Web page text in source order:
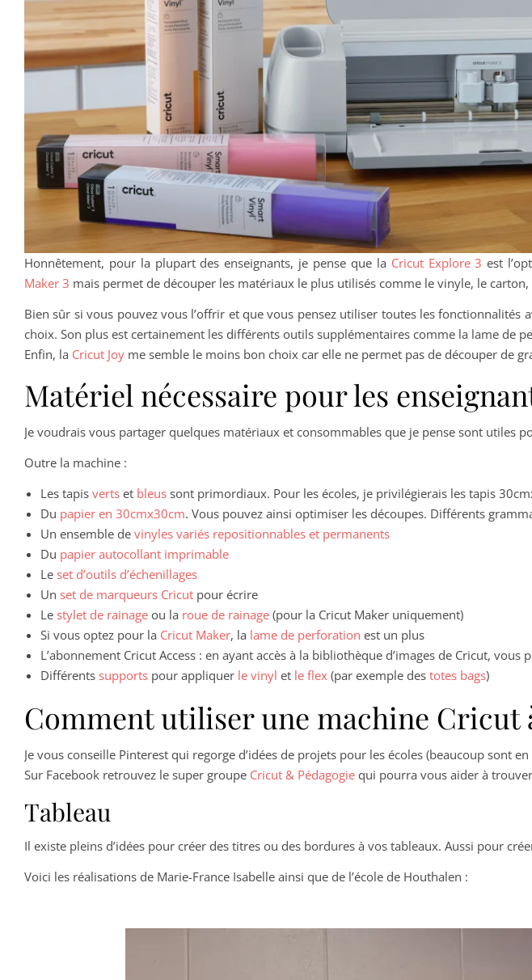
Honnêtement, pour la plupart des enseignants, je pense que la Cricut Explore 3 est
Maker 3 mais permet de découper les matériaux le plus utilisés comme le vinyle, le carton,
Bien sûr si vous pouvez vous l’offrir et que vous pensez utiliser toutes les fonctionnalités
choix. Son plus est certainement les différents outils supplémentaires comme la lame de
Enfin, la Cricut Joy me semble le moins bon choix car elle ne permet pas de découper de
Matériel nécessaire pour les
Je voudrais vous partager quelques matériaux et consommables que je pense sont utiles
Outre la machine :
Les tapis verts et bleus sont primordiaux. Pour les écoles, je privilégierais les tapis
Du papier en 30cmx30cm. Vous pouvez ainsi optimiser les découpes. Différents
Un ensemble de vinyles variés repositionnables et permanents
Du papier autocollant imprimable
Le set d’outils d’échenillages
Un set de marqueurs Cricut pour écrire
Le stylet de rainage ou la roue de rainage (pour la Cricut Maker uniquement)
Si vous optez pour la Cricut Maker, la lame de perforation est un plus
L’abonnement Cricut Access : en ayant accès à la bibliothèque d’images de Cricut,
Différents supports pour appliquer le vinyl et le flex (par exemple des totes bags)
Comment utiliser une machine Cricut
Je vous conseille Pinterest qui regorge d’idées de projets pour les écoles (beaucoup sont
Sur Facebook retrouvez le super groupe Cricut & Pédagogie qui pourra vous aider à
Tableau
Il existe pleins d’idées pour créer des titres ou des bordures à vos tableaux. Aussi pour
Voici les réalisations de Marie-France Isabelle ainsi que de l’école de Houthalen :